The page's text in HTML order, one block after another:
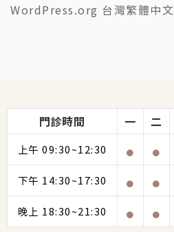
WordPress.org 台灣繁體中文
門診時間 一 二
上午 09:30~12:30
下午 14:30~17:30
晚上 18:30~21:30